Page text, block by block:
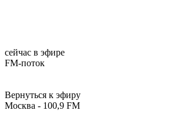
сейчас в эфире
FM-поток
Вернуться к эфиру
Москва - 100,9 FM